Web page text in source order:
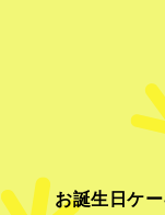
お誕生日ケ